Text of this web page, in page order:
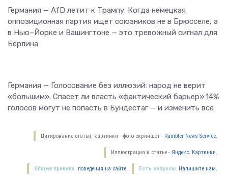
Германия — AfD летит к Трампу. Когда немецкая
оппозиционная партия ищет союзников не в Брюсселе, а
в Нью–Йорке и Вашингтоне — это тревожный сигнал для
Берлина
Германия — Голосование без иллюзий: народ не верит
«большим». Спасет ли власть «фактический барьер»:14%
голосов могут не попасть в Бундестаг — и изменить все
Цитирование статьи, картинки - фото скриншот - Rambler News Service.
Иллюстрация к статье - Яндекс. Картинки.
Есть вопросы. Напишите нам.
Общие правила поведения на сайте.